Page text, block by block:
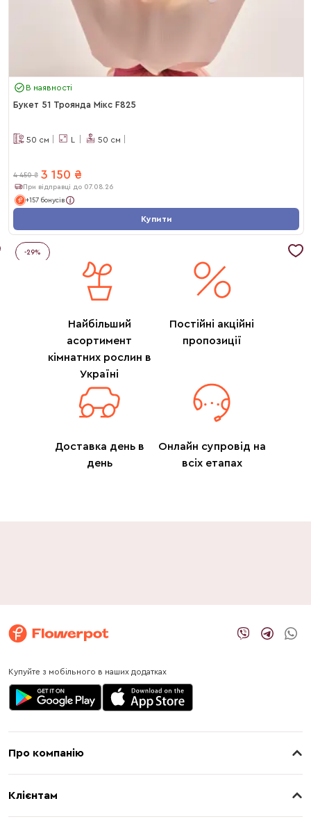
В наявності
Букет 51 Троянда Мікс F825
50 см L 50 см
4 450 ₴ 3 150 ₴
При відправці до 07.08.26
+157 бонусів
Купити
-29%
Найбільший
асортимент
кімнатних рослин в
Україні
Постійні акційні
пропозиції
Доставка день в
день
Онлайн супровід на
всіх етапах
Купуйте з мобільного в наших додатках
Про компанію
Клієнтам